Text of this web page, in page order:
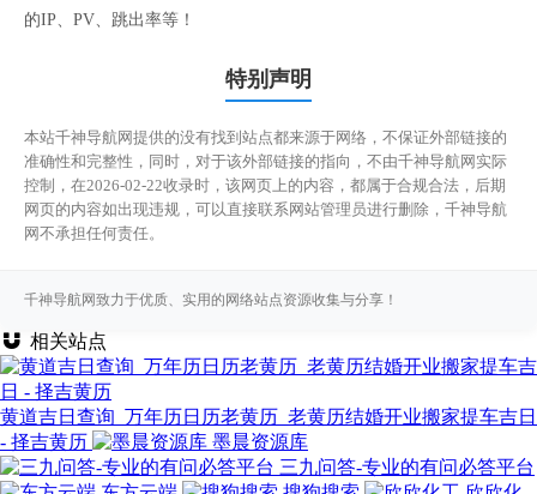
的IP、PV、跳出率等！
特别声明
本站千神导航网提供的没有找到站点都来源于网络，不保证外部链接的
准确性和完整性，同时，对于该外部链接的指向，不由千神导航网实际
控制，在2026-02-22收录时，该网页上的内容，都属于合规合法，后期
网页的内容如出现违规，可以直接联系网站管理员进行删除，千神导航
网不承担任何责任。
千神导航网致力于优质、实用的网络站点资源收集与分享！
相关站点
黄道吉日查询_万年历日历老黄历_老黄历结婚开业搬家提车吉日
- 择吉黄历
墨晨资源库
三九问答-专业的有问必答平台